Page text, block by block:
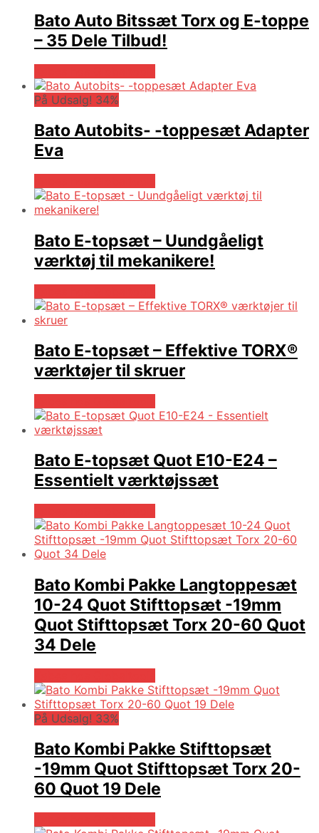
Bato Auto Bitssæt Torx og E-toppe
– 35 Dele Tilbud!
På Udsalg! 34%
Bato Autobits- -toppesæt Adapter
Eva
Bato E-topsæt – Uundgåeligt
værktøj til mekanikere!
Bato E-topsæt – Effektive TORX®
værktøjer til skruer
Bato E-topsæt Quot E10-E24 –
Essentielt værktøjssæt
Bato Kombi Pakke Langtoppesæt
10-24 Quot Stifttopsæt -19mm
Quot Stifttopsæt Torx 20-60 Quot
34 Dele
På Udsalg! 33%
Bato Kombi Pakke Stifttopsæt
-19mm Quot Stifttopsæt Torx 20-
60 Quot 19 Dele